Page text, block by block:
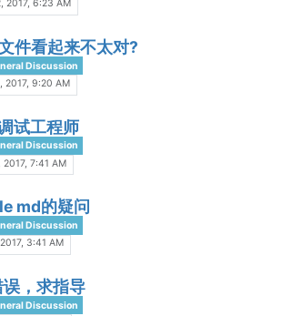
2017, 6:23 AM
件看起来不太对?
Discussion
2017, 9:20 AM
试工程师
Discussion
2017, 7:41 AM
md的疑问
Discussion
3:41 AM
，求指导
Discussion